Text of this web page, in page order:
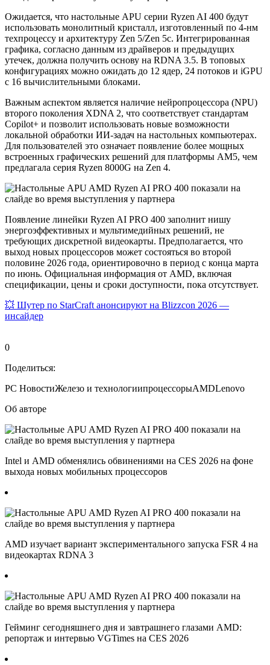
Ожидается, что настольные APU серии Ryzen AI 400 будут
использовать монолитный кристалл, изготовленный по 4-нм
техпроцессу и архитектуру Zen 5/Zen 5c. Интегрированная
графика, согласно данным из драйверов и предыдущих
утечек, должна получить основу на RDNA 3.5. В топовых
конфигурациях можно ожидать до 12 ядер, 24 потоков и iGPU
с 16 вычислительными блоками.
Важным аспектом является наличие нейропроцессора (NPU)
второго поколения XDNA 2, что соответствует стандартам
Copilot+ и позволит использовать новые возможности
локальной обработки ИИ-задач на настольных компьютерах.
Для пользователей это означает появление более мощных
встроенных графических решений для платформы AM5, чем
предлагала серия Ryzen 8000G на Zen 4.
Появление линейки Ryzen AI PRO 400 заполнит нишу
энергоэффективных и мультимедийных решений, не
требующих дискретной видеокарты. Предполагается, что
выход новых процессоров может состояться во второй
половине 2026 года, ориентировочно в период с конца марта
по июнь. Официальная информация от AMD, включая
спецификации, цены и сроки доступности, пока отсутствует.
💥 Шутер по StarCraft анонсируют на Blizzcon 2026 —
инсайдер
0
Поделиться:
PC НовостиЖелезо и технологиипроцессорыAMDLenovo
Об авторе
Intel и AMD обменялись обвинениями на CES 2026 на фоне
выхода новых мобильных процессоров
AMD изучает вариант экспериментального запуска FSR 4 на
видеокартах RDNA 3
Гейминг сегодняшнего дня и завтрашнего глазами AMD:
репортаж и интервью VGTimes на CES 2026